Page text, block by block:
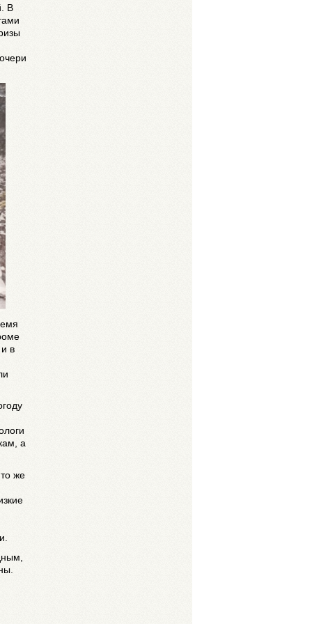
В
в
а
же